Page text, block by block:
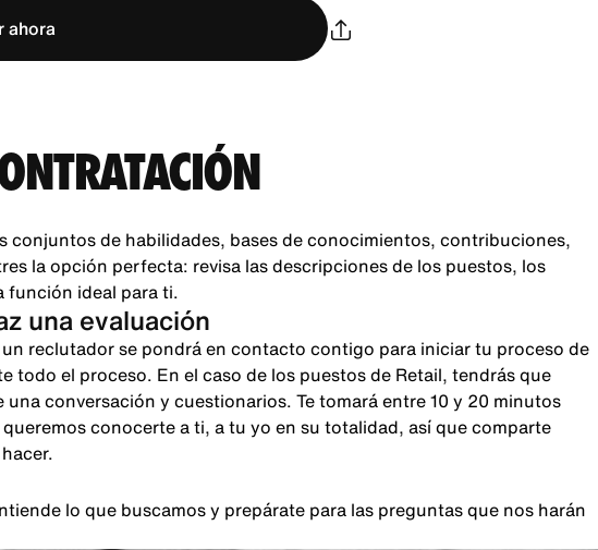
ahora
conjuntos de habilidades, bases de conocimientos, contribuciones,
la opción perfecta: revisa las descripciones de los puestos, los
función ideal para ti.
una evaluación
reclutador se pondrá en contacto contigo para iniciar tu proceso de
el proceso. En el caso de los puestos de Retail, tendrás que
conversación y cuestionarios. Te tomará entre 10 y 20 minutos
conocerte a ti, a tu yo en su totalidad, así que comparte
lo que buscamos y prepárate para las preguntas que nos harán